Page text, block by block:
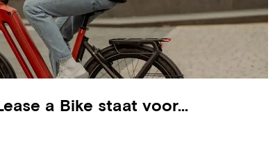
a Bike staat voor...